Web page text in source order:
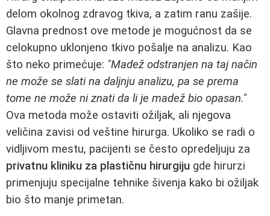
delom okolnog zdravog tkiva, a zatim ranu zašije.
Glavna prednost ove metode je mogućnost da se
celokupno uklonjeno tkivo pošalje na analizu. Kao
što neko primećuje: "Madež odstranjen na taj način
ne može se slati na daljnju analizu, pa se prema
tome ne može ni znati da li je madež bio opasan."
Ova metoda može ostaviti ožiljak, ali njegova
veličina zavisi od veštine hirurga. Ukoliko se radi o
vidljivom mestu, pacijenti se često opredeljuju za
privatnu kliniku za plastičnu hirurgiju gde hirurzi
primenjuju specijalne tehnike šivenja kako bi ožiljak
bio što manje primetan.